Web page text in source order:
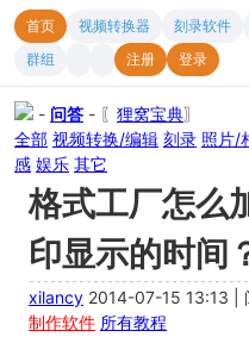
首页 视频转换器 刻录软件
群组
注册 登录
- 问答 - 〖 狸窝宝典〗
全部 视频转换/编辑 刻录 照片/
感 娱乐 其它
格式工厂怎么
印显示的时间
xilancy 2014-07-15 13:13
制作软件 所有教程